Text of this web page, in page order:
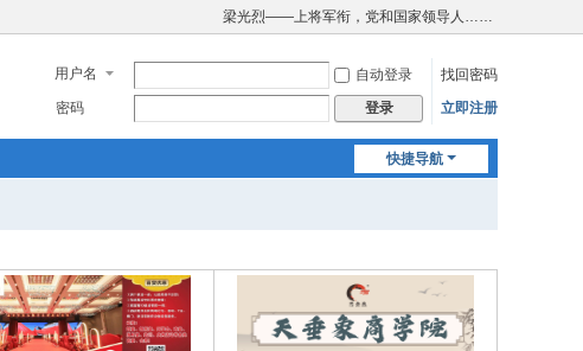
梁光烈——上将军衔，党和国家领导人……
用户名 自动登录
找回密码
密码
登录 立即注册
快捷导航